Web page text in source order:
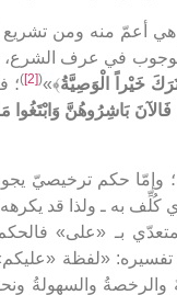
هي أعمّ منه ومن
في عرف الشرع،
خَيْراً الْوَصِيَّةُ﴾»(
[2]
)؛
بَاشِرُوهُنَّ وَابْتَغُوا
وإمّا حكم ترخيصيّ
كُلِّف به ـ ولذا قد
بالفعل المتعدّي بـ
تفسيره: «لفظة
والسهولةُ